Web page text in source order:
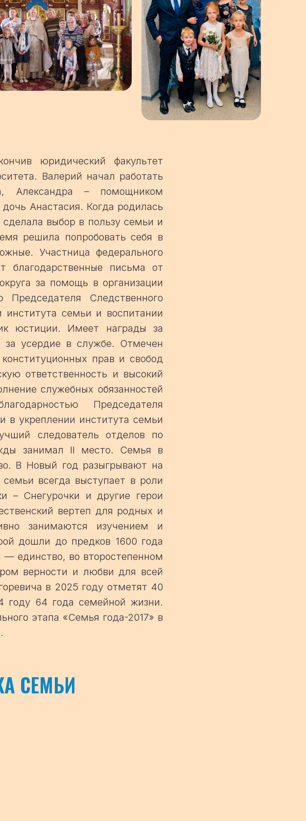
юридический факультет
Валерий начал работать
Александра – помощником
Анастасия. Когда родилась
выбор в пользу семьи и
решила попробовать себя в
Участница федерального
благодарственные письма от
за помощь в организации
Председателя Следственного
института семьи и воспитании
юстиции. Имеет награды за
за усердие в службе. Отмечен
прав и свобод
ответственность и высокий
служебных обязанностей
Председателя
в укреплении института семьи
следователь отделов по
занимал II место. Семья в
В Новый год разыгрывают на
всегда выступает в роли
– Снегурочки и другие герои
вертеп для родных и
занимаются изучением и
дошли до предков 1600 года
единство, во второстепенном
верности и любви для всей
в 2025 году отметят 40
64 года семейной жизни.
этапа «Семья года-2017» в
СЕМЬИ